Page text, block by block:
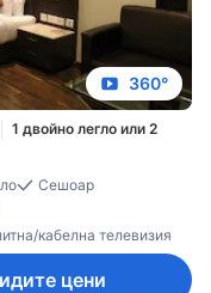
360°
1 двойно легло или 2
Сешоар
кабелна телевизия
цени